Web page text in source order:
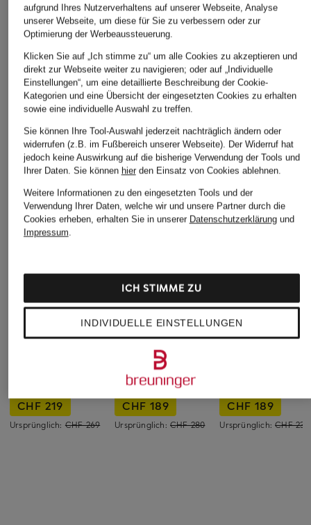
CHF 219
Ursprünglich: CHF 269
Skinny Jeans
RELAXED SKINNY
CHF 189
Ursprünglich: CHF 280
CHF 189
Ursprünglich:CHF 230
aufgrund Ihres Nutzerverhaltens auf unserer Webseite, Analyse
unserer Webseite, um diese für Sie zu verbessern oder zur
Optimierung der Werbeaussteuerung.
Klicken Sie auf „Ich stimme zu“ um alle Cookies zu akzeptieren und
direkt zur Webseite weiter zu navigieren; oder auf „Individuelle
Einstellungen“, um eine detaillierte Beschreibung der Cookie-
Kategorien und eine Übersicht der eingesetzten Cookies zu erhalten
sowie eine individuelle Auswahl zu treffen.
Sie können Ihre Tool-Auswahl jederzeit nachträglich ändern oder
widerrufen (z.B. im Fußbereich unserer Webseite). Der Widerruf hat
jedoch keine Auswirkung auf die bisherige Verwendung der Tools und
Ihrer Daten. Sie können hierden Einsatz von Cookies ablehnen.
Weitere Informationen zu den eingesetzten Tools und der
Verwendung Ihrer Daten, welche wir und unsere Partner durch die
Cookies erheben, erhalten Sie in unserer Datenschutzerklärungund
Impressum.
INDIVIDUELLE EINSTELLUNGEN
ICH STIMME ZU